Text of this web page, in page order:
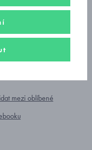
mezi oblíbené